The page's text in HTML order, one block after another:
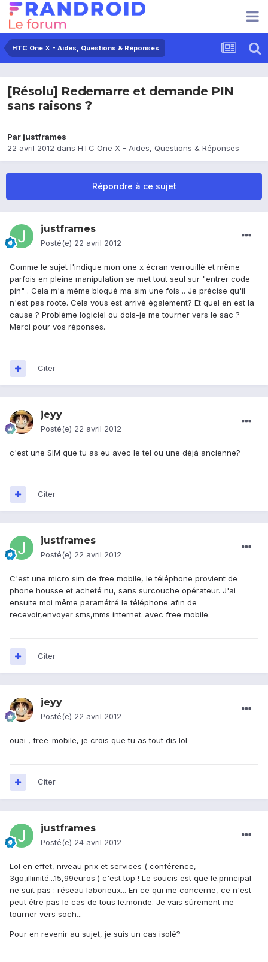
HTC One X - Aides, Questions & Réponses
[Résolu] Redemarre et demande PIN
sans raisons ?
Par justframes
22 avril 2012 dans HTC One X - Aides, Questions & Réponses
Répondre à ce sujet
justframes
Posté(e) 22 avril 2012
Comme le sujet l'indique mon one x écran verrouillé et même
parfois en pleine manipulation se met tout seul sur "entrer code
pin" . Cela m'a même bloqué ma sim une fois .. Je précise qu'il
n'est pas roote. Cela vous est arrivé également? Et quel en est la
cause ? Problème logiciel ou dois-je me tourner vers le sac ?
Merci pour vos réponses.
Citer
jeyy
Posté(e) 22 avril 2012
c'est une SIM que tu as eu avec le tel ou une déjà ancienne?
Citer
justframes
Posté(e) 22 avril 2012
C'est une micro sim de free mobile, le téléphone provient de
phone housse et acheté nu, sans surcouche opérateur. J'ai
ensuite moi même paramétré le téléphone afin de
recevoir,envoyer sms,mms internet..avec free mobile.
Citer
jeyy
Posté(e) 22 avril 2012
ouai , free-mobile, je crois que tu as tout dis lol
Citer
justframes
Posté(e) 24 avril 2012
Lol en effet, niveau prix et services ( conférence,
3go,illimité...15,99euros ) c'est top ! Le soucis est que le.principal
ne suit pas : réseau laborieux... En ce qui me concerne, ce n'est
peut être pas le cas de tous le.monde. Je vais sûrement me
tourner vers soch...
Pour en revenir au sujet, je suis un cas isolé?